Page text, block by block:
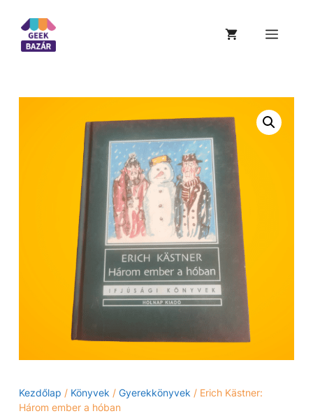
Kezdőlap / Könyvek / Gyerekkönyvek / Erich Kästner:
Három ember a hóban